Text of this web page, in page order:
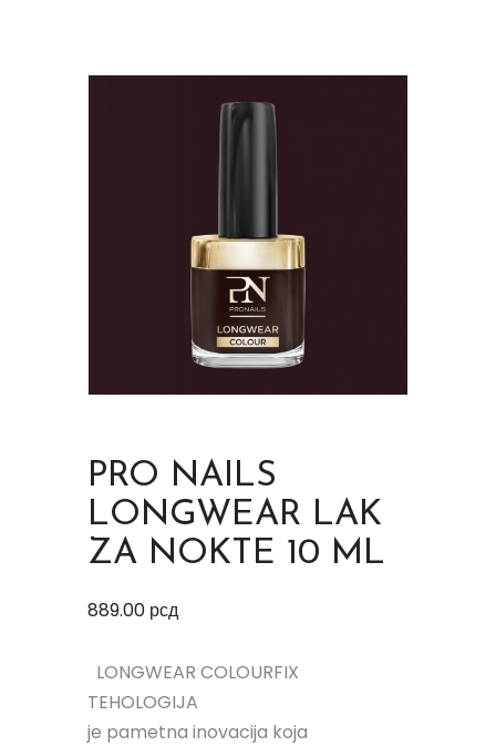
PRO NAILS
LONGWEAR LAK
ZA NOKTE 10 ML
889.00 рсд
LONGWEAR COLOURFIX
TEHOLOGIJA
je pametna inovacija koja